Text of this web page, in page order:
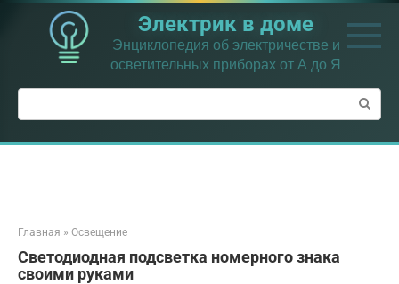
Перейти
контенту
Электрик в доме
Энциклопедия об электричестве и
осветительных приборах от А до Я
Поиск:
Главная » Освещение
Светодиодная подсветка номерного знака
своими руками